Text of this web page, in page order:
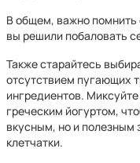
В общем, важно помнить
вы решили побаловать
Также старайтесь
отсутствием пугающих
ингредиентов.
греческим йогуртом,
вкусным, но и полезным
клетчатки.